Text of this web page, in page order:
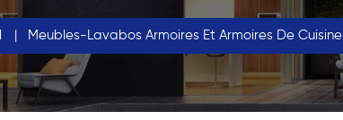
| Meubles-Lavabos Armoires Et Armoires De Cuisine